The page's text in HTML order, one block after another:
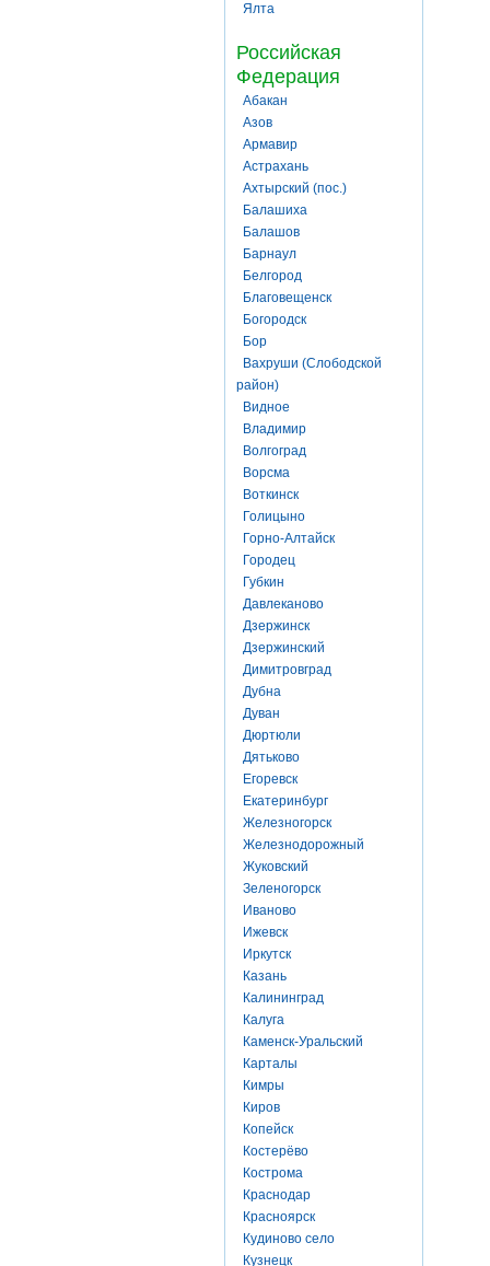
Ялта
Российская
Федерация
Абакан
Азов
Армавир
Астрахань
Ахтырский (пос.)
Балашиха
Балашов
Барнаул
Белгород
Благовещенск
Богородск
Бор
Вахруши (Слободской
район)
Видное
Владимир
Волгоград
Ворсма
Воткинск
Голицыно
Горно-Алтайск
Городец
Губкин
Давлеканово
Дзержинск
Дзержинский
Димитровград
Дубна
Дуван
Дюртюли
Дятьково
Егоревск
Екатеринбург
Железногорск
Железнодорожный
Жуковский
Зеленогорск
Иваново
Ижевск
Иркутск
Казань
Калининград
Калуга
Каменск-Уральский
Карталы
Кимры
Киров
Копейск
Костерёво
Кострома
Краснодар
Красноярск
Кудиново село
Кузнецк